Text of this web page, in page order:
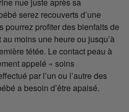
serez recouverts d’une
pourrez profiter des bienfaits de
moins une heure ou jusqu’à
tétée. Le contact peau à
appelé « soins
par l’un ou l’autre des
a besoin d’être apaisé.